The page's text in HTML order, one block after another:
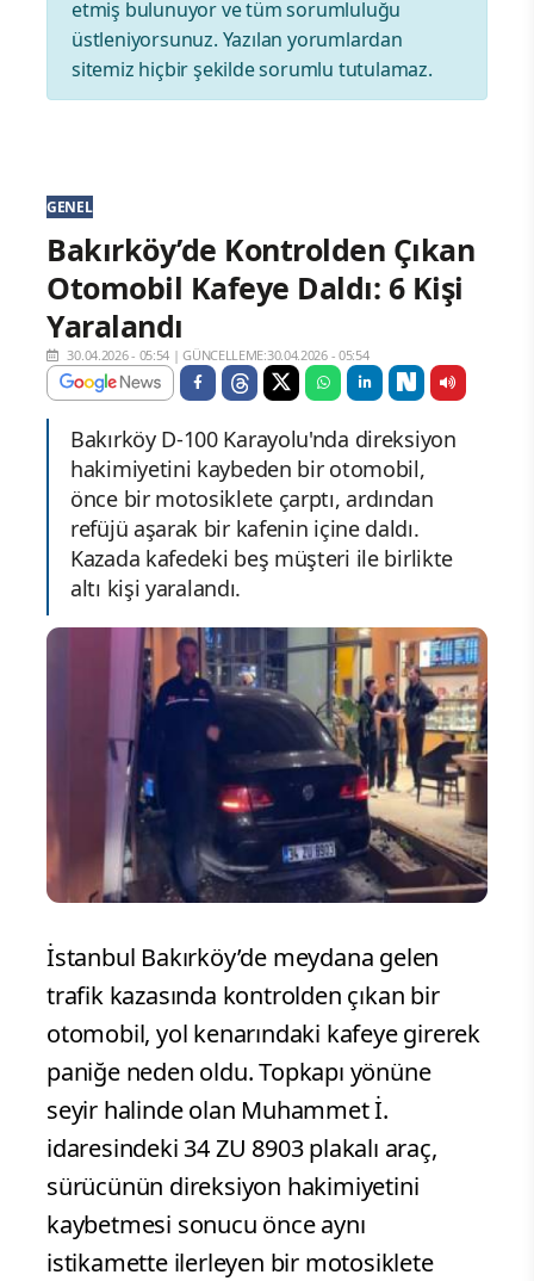
etmiş bulunuyor ve tüm sorumluluğu
üstleniyorsunuz. Yazılan yorumlardan
sitemiz hiçbir şekilde sorumlu tutulamaz.
GENEL
Bakırköy’de Kontrolden Çıkan
Otomobil Kafeye Daldı: 6 Kişi
Yaralandı
30.04.2026 - 05:54 |GÜNCELLEME:30.04.2026 - 05:54
Bakırköy D-100 Karayolu'nda direksiyon
hakimiyetini kaybeden bir otomobil,
önce bir motosiklete çarptı, ardından
refüjü aşarak bir kafenin içine daldı.
Kazada kafedeki beş müşteri ile birlikte
altı kişi yaralandı.
İstanbul Bakırköy’de meydana gelen
trafik kazasında kontrolden çıkan bir
otomobil, yol kenarındaki kafeye girerek
paniğe neden oldu. Topkapı yönüne
seyir halinde olan Muhammet İ.
idaresindeki 34 ZU 8903 plakalı araç,
sürücünün direksiyon hakimiyetini
kaybetmesi sonucu önce aynı
istikamette ilerleyen bir motosiklete